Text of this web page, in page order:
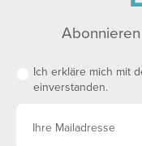
Ich erkläre mich mit
einverstanden.